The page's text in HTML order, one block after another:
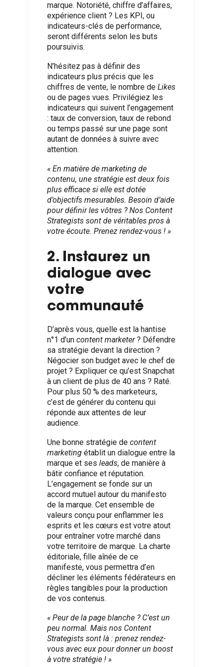
marque. Notoriété, chiffre d’affaires,
expérience client ? Les KPI, ou
indicateurs-clés de performance,
seront différents selon les buts
poursuivis.
N’hésitez pas à définir des
indicateurs plus précis que les
chiffres de vente, le nombre de Likes
ou de pages vues. Privilégiez les
indicateurs qui suivent l’engagement
: taux de conversion, taux de rebond
ou temps passé sur une page sont
autant de données à suivre avec
attention.
« En matière de marketing de
contenu, une stratégie est deux fois
plus efficace si elle est dotée
d’objectifs mesurables. Besoin d’aide
pour définir les vôtres ? Nos Content
Strategists sont de véritables pros à
votre écoute. Prenez rendez-vous ! »
2. Instaurez un
dialogue avec
votre
communauté
D’après vous, quelle est la hantise
n°1 d’un content marketer? Défendre
sa stratégie devant la direction ?
Négocier son budget avec le chef de
projet ? Expliquer ce qu’est Snapchat
à un client de plus de 40 ans ? Raté.
Pour plus 50 % des marketeurs,
c’est de générer du contenu qui
réponde aux attentes de leur
audience.
Une bonne stratégie de content
marketingétablit un dialogue entre la
marque et ses leads, de manière à
bâtir confiance et réputation.
L’engagement se fonde sur un
accord mutuel autour du manifesto
de la marque. Cet ensemble de
valeurs conçu pour enflammer les
esprits et les cœurs est votre atout
pour entraîner votre marché dans
votre territoire de marque. La charte
éditoriale, fille aînée de ce
manifeste, vous permettra d’en
décliner les éléments fédérateurs en
règles tangibles pour la production
de vos contenus.
« Peur de la page blanche ? C’est un
peu normal. Mais nos Content
Strategists sont là : prenez rendez-
vous avec eux pour donner un boost
à votre stratégie ! »